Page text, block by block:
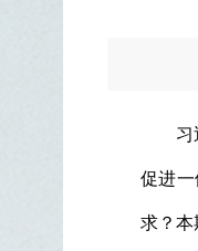
习
促进
求？本